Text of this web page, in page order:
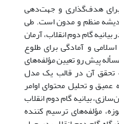
برای هدف‌گذاری و جهت‌دهی
منظم و مدون است. طی
گام دوم انقلاب، آرمان
و آمادگی برای طلوع
پیش رو تعیین مؤلفه‌های
تحقق آن در قالب یک مدل
و تحلیل محتوای اوامر
بیانیه گام دوم انقلاب
مؤلفه‌های ترسیم کننده